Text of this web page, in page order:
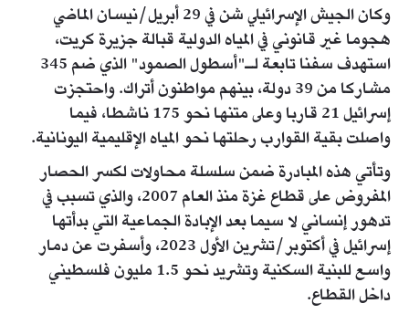
وكان الجيش الإسرائيلي شن في 29 أبريل/نيسان الماضي
هجوما غير قانوني في المياه الدولية قبالة جزيرة كريت،
استهدف سفنا تابعة لـ"أسطول الصمود" الذي ضم 345
مشاركا من 39 دولة، بينهم مواطنون أتراك. واحتجزت
إسرائيل 21 قاربا وعلى متنها نحو 175 ناشطا، فيما
واصلت بقية القوارب رحلتها نحو المياه الإقليمية اليونانية.
وتأتي هذه المبادرة ضمن سلسلة محاولات لكسر الحصار
المفروض على قطاع غزة منذ العام 2007، والذي تسبب في
تدهور إنساني لا سيما بعد الإبادة الجماعية التي بدأتها
إسرائيل في أكتوبر/تشرين الأول 2023، وأسفرت عن دمار
واسع للبنية السكنية وتشريد نحو 1.5 مليون فلسطيني
داخل القطاع.